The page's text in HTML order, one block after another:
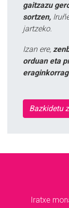
gaitzazu
sortzen,
jartzeko.
Izan ere,
orduan eta
Bazkidetu
Iratxe